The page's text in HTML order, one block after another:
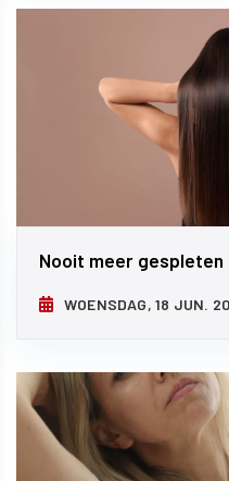
Nooit meer
WOENSDAG, 18 JUN.